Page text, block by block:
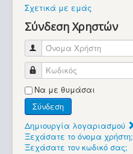
Βρίσκεστε εδώ:
Σχετικά με εμάς
Σύνδεση Χρηστών
Όνομα Χρήστη
Κωδικός
Να με θυμάσαι
Σύνδεση
Δημιουργία λογαριασμού
Ξεχάσατε το όνομα χρήστη;
Ξεχάσατε τον κωδικό σας;